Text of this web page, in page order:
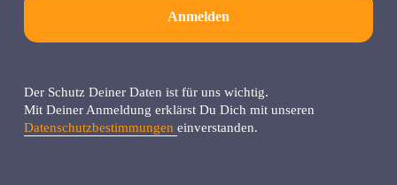
Anmelden
Der Schutz Deiner Daten ist für uns wichtig.
Mit Deiner Anmeldung erklärst Du Dich mit unseren
Datenschutzbestimmungen einverstanden.